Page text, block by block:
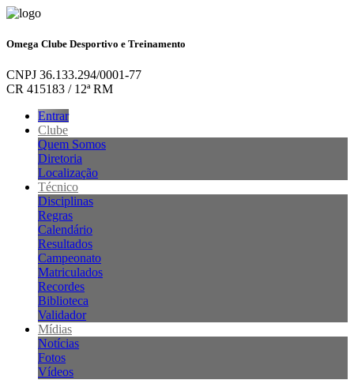
Omega Clube Desportivo e Treinamento
CNPJ 36.133.294/0001-77
CR 415183 / 12ª RM
Entrar
Clube
Quem Somos
Diretoria
Localização
Técnico
Disciplinas
Regras
Calendário
Resultados
Campeonato
Matriculados
Recordes
Biblioteca
Validador
Mídias
Notícias
Fotos
Vídeos